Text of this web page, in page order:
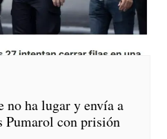
no ha lugar y envía a
Pumarol con prisión